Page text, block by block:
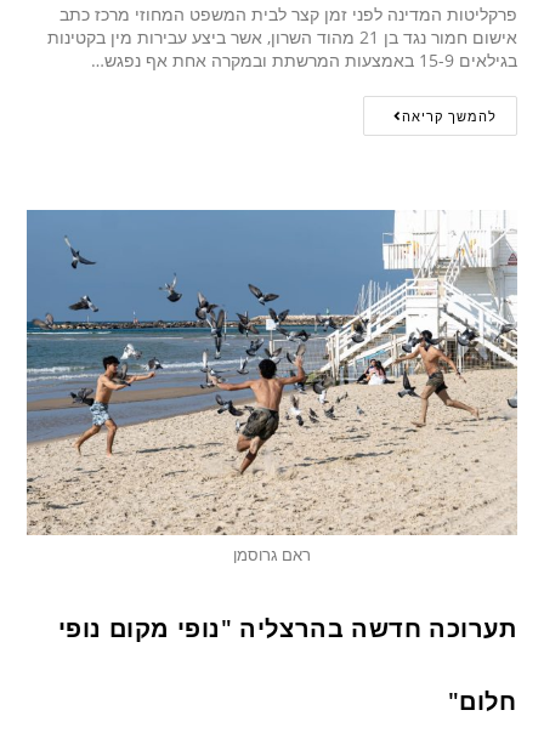
פרקליטות המדינה לפני זמן קצר לבית המשפט המחוזי מרכז כתב
אישום חמור נגד בן 21 מהוד השרון, אשר ביצע עבירות מין בקטינות
בגילאים 15-9 באמצעות המרשתת ובמקרה אחת אף נפגש…
להמשך קריאה
ראם גרוסמן
תערוכה חדשה בהרצליה "נופי מקום נופי
חלום"